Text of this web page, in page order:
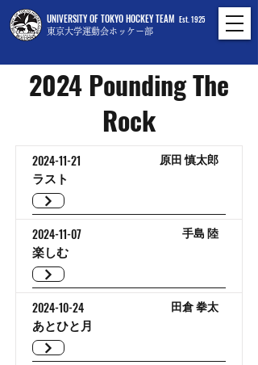
UNIVERSITY OF TOKYO HOCKEY TEAM
東京大学運動会ホッケー部
Est. 1925
2024 Pounding The
Rock
ラスト
2024-11-21 原田 慎太郎
楽しむ
2024-11-07 手島 陸
あとひと月
2024-10-24 田倉 拳太